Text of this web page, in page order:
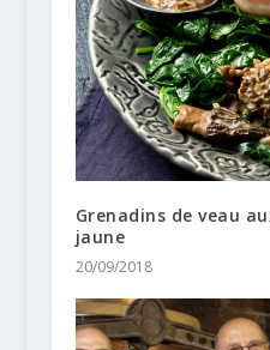
Grenadins de veau
jaune
20/09/2018